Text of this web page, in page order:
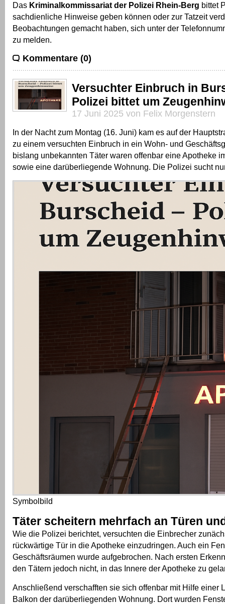
Das Kriminalkommissariat der Polizei Rhein-Berg bittet
sachdienliche Hinweise geben können oder zur Tatzeit
Beobachtungen gemacht haben, sich unter der
zu melden.
Kommentare (0)
Versuchter Einbruch in
Polizei bittet um
17 Juni 2025 von Felix Morgenstern
In der Nacht zum Montag (16. Juni) kam es auf der
zu einem versuchten Einbruch in ein Wohn- und
bislang unbekannten Täter waren offenbar eine Apotheke
sowie eine darüberliegende Wohnung. Die Polizei sucht
Symbolbild
Täter scheitern mehrfach an Türen
Wie die Polizei berichtet, versuchten die Einbrecher
rückwärtige Tür in die Apotheke einzudringen. Auch ein
Geschäftsräumen wurde aufgebrochen. Nach ersten
den Tätern jedoch nicht, in das Innere der Apotheke zu
Anschließend verschafften sie sich offenbar mit Hilfe einer
Balkon der darüberliegenden Wohnung. Dort wurden